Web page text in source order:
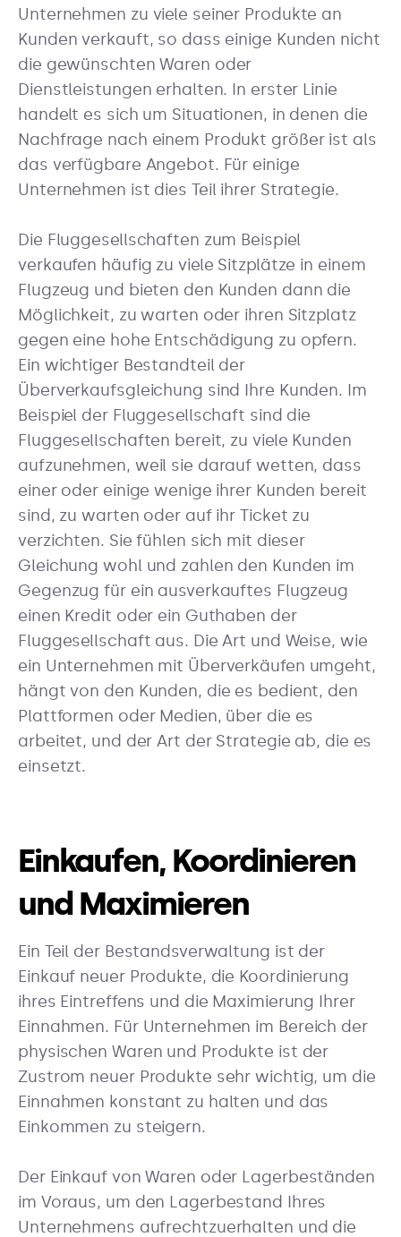
Unternehmen zu viele seiner Produkte an
Kunden verkauft, so dass einige Kunden nicht
die gewünschten Waren oder
Dienstleistungen erhalten. In erster Linie
handelt es sich um Situationen, in denen die
Nachfrage nach einem Produkt größer ist als
das verfügbare Angebot. Für einige
Unternehmen ist dies Teil ihrer Strategie.
Die Fluggesellschaften zum Beispiel
verkaufen häufig zu viele Sitzplätze in einem
Flugzeug und bieten den Kunden dann die
Möglichkeit, zu warten oder ihren Sitzplatz
gegen eine hohe Entschädigung zu opfern.
Ein wichtiger Bestandteil der
Überverkaufsgleichung sind Ihre Kunden. Im
Beispiel der Fluggesellschaft sind die
Fluggesellschaften bereit, zu viele Kunden
aufzunehmen, weil sie darauf wetten, dass
einer oder einige wenige ihrer Kunden bereit
sind, zu warten oder auf ihr Ticket zu
verzichten. Sie fühlen sich mit dieser
Gleichung wohl und zahlen den Kunden im
Gegenzug für ein ausverkauftes Flugzeug
einen Kredit oder ein Guthaben der
Fluggesellschaft aus. Die Art und Weise, wie
ein Unternehmen mit Überverkäufen umgeht,
hängt von den Kunden, die es bedient, den
Plattformen oder Medien, über die es
arbeitet, und der Art der Strategie ab, die es
einsetzt.
Einkaufen, Koordinieren
und Maximieren
Ein Teil der Bestandsverwaltung ist der
Einkauf neuer Produkte, die Koordinierung
ihres Eintreffens und die Maximierung Ihrer
Einnahmen. Für Unternehmen im Bereich der
physischen Waren und Produkte ist der
Zustrom neuer Produkte sehr wichtig, um die
Einnahmen konstant zu halten und das
Einkommen zu steigern.
Der Einkauf von Waren oder Lagerbeständen
im Voraus, um den Lagerbestand Ihres
Unternehmens aufrechtzuerhalten und die